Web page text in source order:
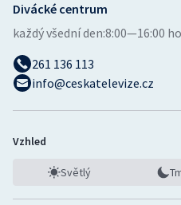
Divácké centrum
každý všední den:8:00—16:00
261 136 113
info@ceskatelevize.cz
Vzhled
Světlý